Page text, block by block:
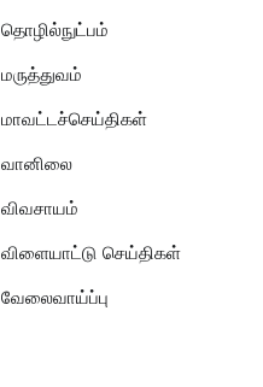
தொழில்நுட்பம்
மருத்துவம்
மாவட்டச்செய்திகள்
வானிலை
விவசாயம்
விளையாட்டு செய்திகள்
வேலைவாய்ப்பு